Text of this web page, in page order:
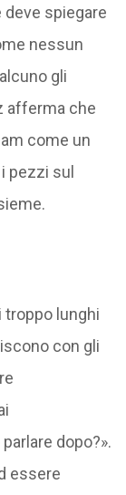
deve spiegare
nessun
gli
afferma che
come un
pezzi sul
lunghi
con gli
dopo?».
essere